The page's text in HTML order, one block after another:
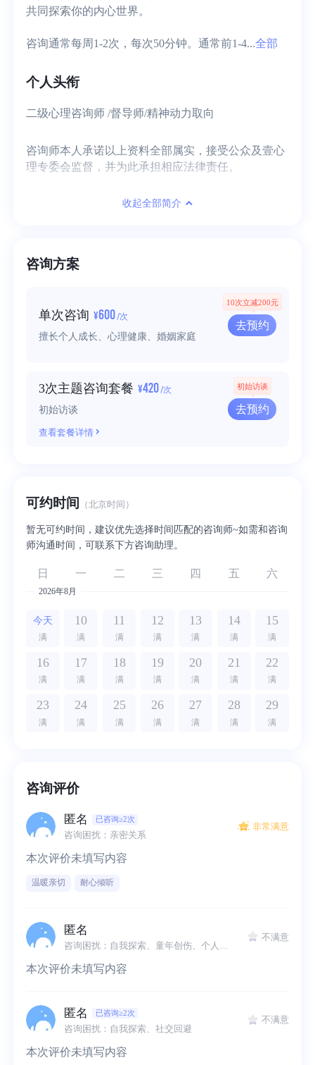
共同探索你的内心世界。
咨询通常每周1-2次，每次50分钟。通常前1-4...全部
个人头衔
二级心理咨询师 /督导师/精神动力取向
咨询师本人承诺以上资料全部属实，接受公众及壹心
理专委会监督，并为此承担相应法律责任。
收起全部简介
咨询方案
单次咨询 ¥600/次
擅长个人成长、心理健康、婚姻家庭
去预约
10次立减200元
3次主题咨询套餐 ¥420/次
初始访谈
查看套餐详情
去预约
初始访谈
可约时间 （北京时间）
暂无可约时间，建议优先选择时间匹配的咨询师~如需和咨询
师沟通时间，可联系下方咨询助理。
日 一 二 三 四 五 六
2026年8月
今天
满
10
满
11
满
12
满
13
满
14
满
15
满
16
满
17
满
18
满
19
满
20
满
21
满
22
满
23
满
24
满
25
满
26
满
27
满
28
满
29
满
咨询评价
匿名 已咨询≥2次
咨询困扰：亲密关系
非常满意
本次评价未填写内容
温暖亲切 耐心倾听
匿名
咨询困扰：自我探索、童年创伤、个人发展、焦虑、迷茫、孤独、亲密关系、家庭创伤、婆媳关系、创伤应激、慢性焦虑、依恋问题、情感背叛、依恋问题、伴侣沟通、讨好人格、人际边界、信任问题、工作迷茫、职业发展、职场焦虑、性冷谈
不满意
本次评价未填写内容
匿名 已咨询≥2次
咨询困扰：自我探索、社交回避
不满意
本次评价未填写内容